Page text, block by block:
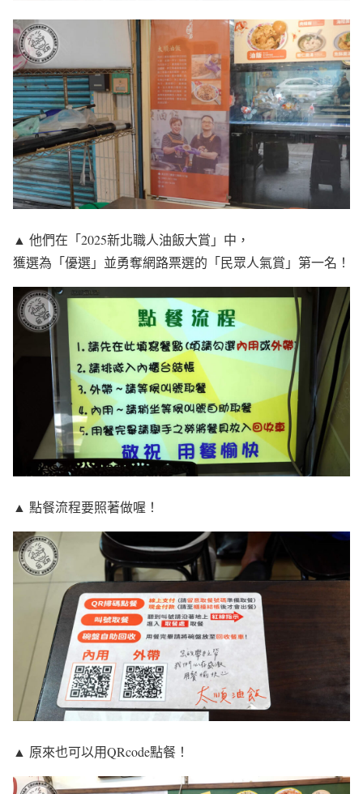
▲ 他們在「2025新北職人油飯大賞」中，
獲選為「優選」並勇奪網路票選的「民眾人氣賞」第一名！
▲ 點餐流程要照著做喔！
▲ 原來也可以用QRcode點餐！